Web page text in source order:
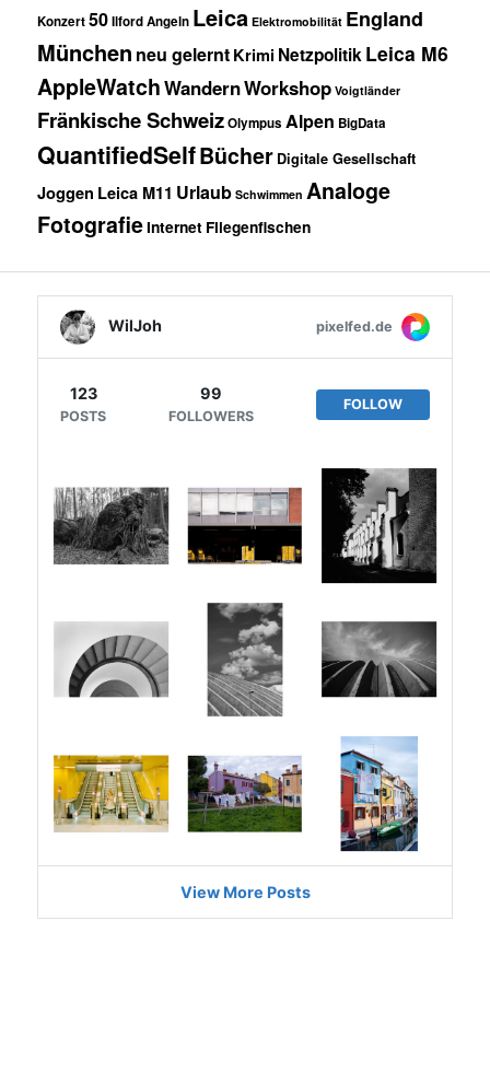
Konzert50IlfordAngeln Leica Elektromobilität England
München neu gelernt Krimi NetzpolitikLeica M6
AppleWatchWandernWorkshop Voigtländer
Fränkische SchweizOlympus Alpen BigData
QuantifiedSelfBücher Digitale Gesellschaft
Joggen Leica M11 Urlaub Schwimmen Analoge
FotografieInternet Fliegenfischen